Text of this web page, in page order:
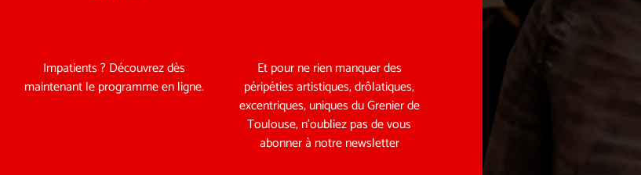
Impatients ? Découvrez dès
maintenant le programme en ligne.
Et pour ne rien manquer des
péripéties artistiques, drôlatiques,
excentriques, uniques du Grenier de
Toulouse, n’oubliez pas de vous
abonner à notre newsletter